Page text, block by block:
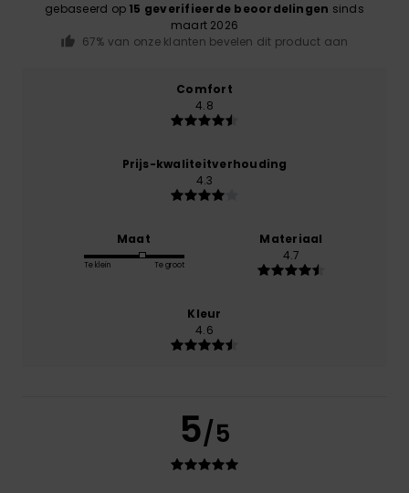
gebaseerd op 15 geverifieerde beoordelingen sinds
maart 2026
67% van onze klanten bevelen dit product aan
Comfort
4.8
Prijs-kwaliteitverhouding
4.3
Maat
Te klein Te groot
Materiaal
4.7
Kleur
4.6
5/5